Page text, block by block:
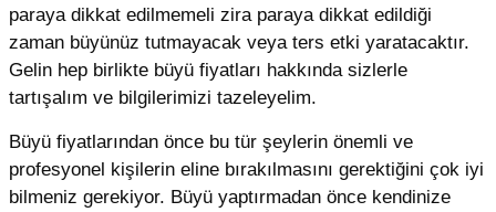
paraya dikkat edilmemeli zira paraya dikkat edildiği
zaman büyünüz tutmayacak veya ters etki yaratacaktır.
Gelin hep birlikte büyü fiyatları hakkında sizlerle
tartışalım ve bilgilerimizi tazeleyelim.
Büyü fiyatlarından önce bu tür şeylerin önemli ve
profesyonel kişilerin eline bırakılmasını gerektiğini çok iyi
bilmeniz gerekiyor. Büyü yaptırmadan önce kendinize